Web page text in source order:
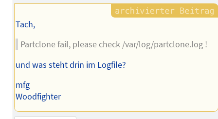
Tach,
Partclone fail, please check /var/log/partclone.log !
und was steht drin im Logfile?
mfg
Woodfighter